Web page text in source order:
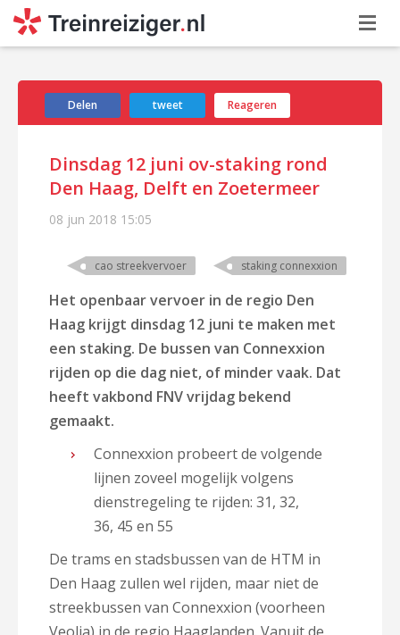
Delen tweet Reageren
Dinsdag 12 juni ov-staking rond
Den Haag, Delft en Zoetermeer
08 jun 2018 15:05
cao streekvervoer staking connexxion
Het openbaar vervoer in de regio Den
Haag krijgt dinsdag 12 juni te maken met
een staking. De bussen van Connexxion
rijden op die dag niet, of minder vaak. Dat
heeft vakbond FNV vrijdag bekend
gemaakt.
Connexxion probeert de volgende
lijnen zoveel mogelijk volgens
dienstregeling te rijden: 31, 32,
36, 45 en 55
De trams en stadsbussen van de HTM in
Den Haag zullen wel rijden, maar niet de
streekbussen van Connexxion (voorheen